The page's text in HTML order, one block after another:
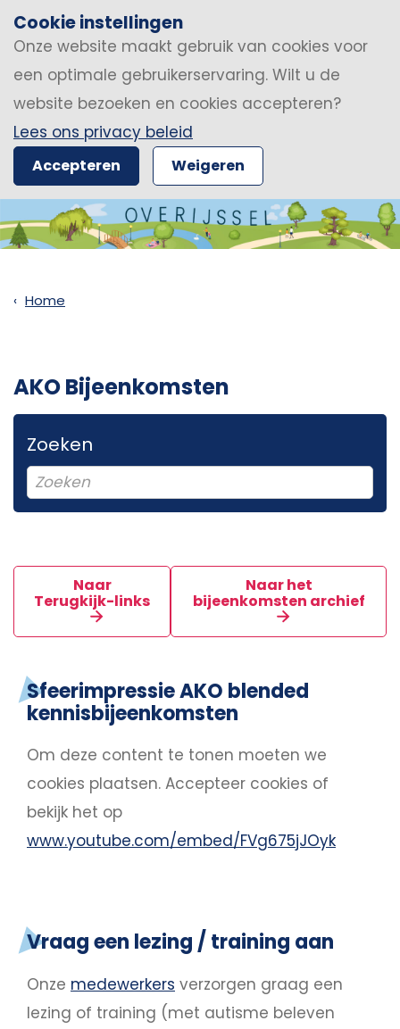
Cookie instellingen
Onze website maakt gebruik van cookies voor
een optimale gebruikerservaring. Wilt u de
website bezoeken en cookies accepteren?
Lees ons privacy beleid
Accepteren Weigeren
Home
AKO Bijeenkomsten
Zoeken
Naar
Terugkijk-links
Naar het
bijeenkomsten archief
Sfeerimpressie AKO blended
kennisbijeenkomsten
Om deze content te tonen moeten we
cookies plaatsen. Accepteer cookies of
bekijk het op
www.youtube.com/embed/FVg675jJOyk
Vraag een lezing / training aan
Onze medewerkers verzorgen graag een
lezing of training (met autisme beleven